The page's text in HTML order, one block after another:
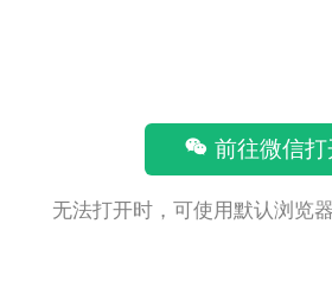
前往微信打
无法打开时，可使用默认浏览